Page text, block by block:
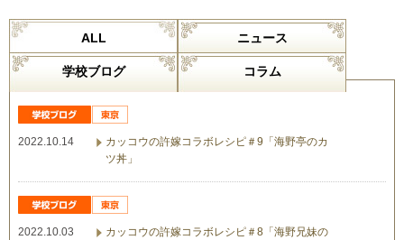
ALL ニュース
学校ブログ コラム
2022.10.14
カッコウの許嫁コラボレシピ＃9「海野亭のカ
ツ丼」
2022.10.03
カッコウの許嫁コラボレシピ＃8「海野兄妹の